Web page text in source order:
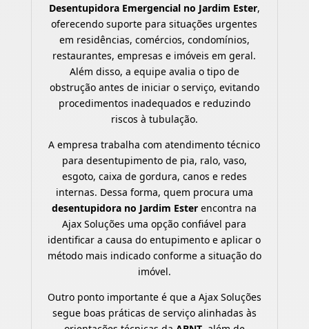
Desentupidora Emergencial no Jardim Ester,
oferecendo suporte para situações urgentes
em residências, comércios, condomínios,
restaurantes, empresas e imóveis em geral.
Além disso, a equipe avalia o tipo de
obstrução antes de iniciar o serviço, evitando
procedimentos inadequados e reduzindo
riscos à tubulação.
A empresa trabalha com atendimento técnico
para desentupimento de pia, ralo, vaso,
esgoto, caixa de gordura, canos e redes
internas. Dessa forma, quem procura uma
desentupidora no Jardim Ester encontra na
Ajax Soluções uma opção confiável para
identificar a causa do entupimento e aplicar o
método mais indicado conforme a situação do
imóvel.
Outro ponto importante é que a Ajax Soluções
segue boas práticas de serviço alinhadas às